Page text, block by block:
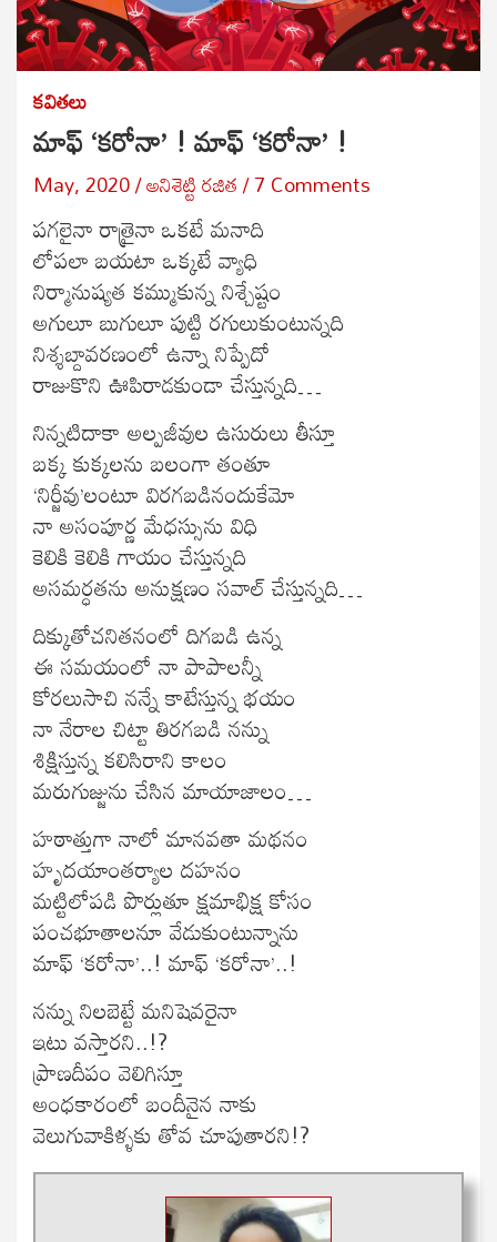
కవితలు
మాఫ్ ‘కరోనా’ ! మాఫ్ ‘కరోనా’ !
May, 2020 అనిశెట్టి రజిత 7 Comments
పగలైనా రాత్రైనా ఒకటే మనాది
లోపలా బయటా ఒక్కటే వ్యాధి
నిర్మానుష్యత కమ్ముకున్న నిశ్చేష్టం
అగులూ బుగులూ పుట్టి రగులుకుంటున్నది
నిశ్శబ్దావరణంలో ఉన్నా నిప్పేదో
రాజుకొని ఊపిరాడకుండా చేస్తున్నది…
నిన్నటిదాకా అల్పజీవుల ఉసురులు తీస్తూ
బక్క కుక్కలను బలంగా తంతూ
‘నిర్జీవు’లంటూ విరగబడినందుకేమో
నా అసంపూర్ణ మేధస్సును విధి
కెలికి కెలికి గాయం చేస్తున్నది
అసమర్ధతను అనుక్షణం సవాల్ చేస్తున్నది…
దిక్కుతోచనితనంలో దిగబడి ఉన్న
ఈ సమయంలో నా పాపాలన్నీ
కోరలుసాచి నన్నే కాటేస్తున్న భయం
నా నేరాల చిట్టా తిరగబడి నన్ను
శిక్షిస్తున్న కలిసిరాని కాలం
మరుగుజ్జును చేసిన మాయాజాలం…
హఠాత్తుగా నాలో మానవతా మథనం
హృదయాంతర్యాల దహనం
మట్టిలోపడి పొర్లుతూ క్షమాభిక్ష కోసం
పంచభూతాలనూ వేడుకుంటున్నాను
మాఫ్ ‘కరోనా’..! మాఫ్ ‘కరోనా’..!
నన్ను నిలబెట్టే మనిషెవరైనా
ఇటు వస్తారని..!?
ప్రాణదీపం వెలిగిస్తూ
అంధకారంలో బందీనైన నాకు
వెలుగువాకిళ్ళకు తోవ చూపుతారని!?